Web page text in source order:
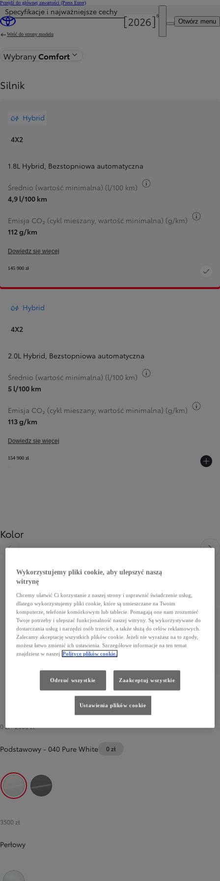
Przejdź do głównej zawartości (Press Enter)
Otwórz menu
Specyfikacje i najważniejsze cechy
Wróć do strony modelu
WybranyComfort
Silnik
Hybrid
4X2
1.8L Hybrid, Bezstopniowa automatyczna
Średnio (wartość minimalna) (l/100 km)
4,9 l/100 km
Emisja CO₂ (cykl mieszany, wartość minimalna) (g/km)
112 g/km
Dowiedz się więcej
145 900 zł
Hybrid
4X2
2.0L Hybrid, Bezstopniowa automatyczna
Średnio (wartość minimalna) (l/100 km)
5 l/100 km
Emisja CO₂ (cykl mieszany, wartość minimalna) (g/km)
113 g/km
Dowiedz się więcej
154 900 zł
Kolor
0 zł-2500 zł
Podstawowy - 040 Pure White 0 zł
040 Pure White
3500 zł
Perłowy
Wykorzystujemy pliki cookie, aby ulepszyć naszą
witrynę
Chcemy ułatwić Ci korzystanie z naszej strony i usprawnić świadczenie usług,
dlatego wykorzystujemy pliki cookie, które są umieszczane na Twoim
komputerze, telefonie komórkowym lub tablecie. Pomagają one nam zrozumieć
Twoje potrzeby i ulepszać funkcjonalność naszej witryny. Są wykorzystywane do
dostarczania usług i narzędzi osób trzecich, a także służą do celów reklamowych.
Zalecamy akceptację wszystkich plików cookie. Jeżeli nie wyrażasz na to zgody,
możesz łatwo zmienić ich ustawienia. Szczegółowe informacje na ten temat
znajdziesz w naszej Polityce plików cookie.
Odrzuć wszystkie Zaakceptuj wszystkie
Ustawienia plików cookie